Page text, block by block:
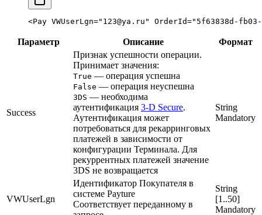
<Pay VWUserLgn="123@ya.ru" OrderId="5f63838d-
Параметр Описание Формат
Success
Признак успешности операции.
Принимает значения:
True — операция успешна
False — операция неуспешна
3DS — необходима
аутентификация 3‑D Secure.
Аутентификация может
потребоваться для рекарринговых
платежей в зависимости от
конфигурации Терминала. Для
рекуррентных платежей значение
3DS не возвращается
String
Mandatory
VWUserLgn
Идентификатор Покупателя в
системе Payture
Соответствует переданному в
String
[1..50]
Mandatory